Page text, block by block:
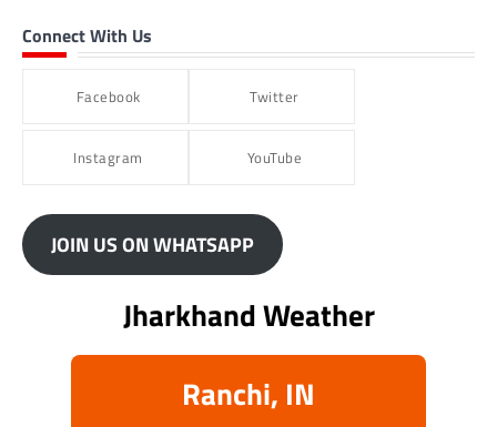
Connect With Us
Facebook Twitter
Instagram YouTube
JOIN US ON WHATSAPP
Jharkhand Weather
Ranchi, IN